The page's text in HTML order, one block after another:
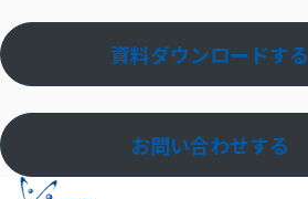
資料ダウンロードする
お問い合わせする